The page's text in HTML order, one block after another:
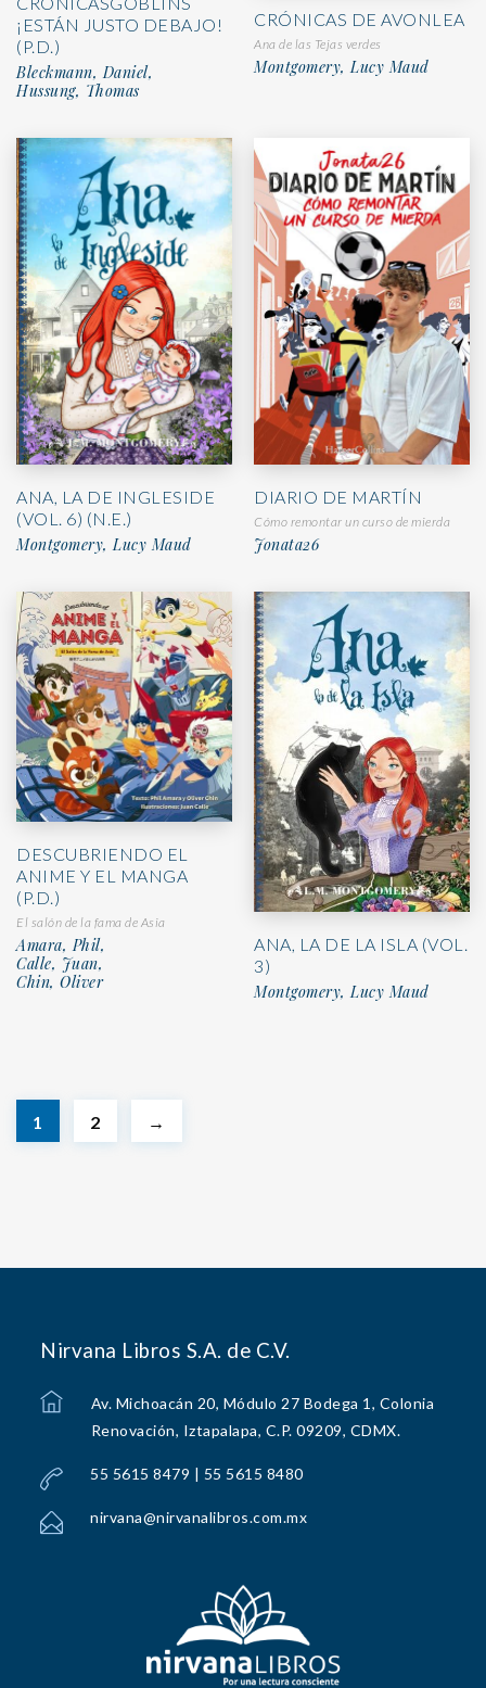
¡ESTÁN JUSTO DEBAJO!
(P.D.)
Bleckmann, Daniel,
Hussung, Thomas
CRÓNICAS DE AVONLEA
Ana de las Tejas verdes
Montgomery, Lucy Maud
ANA, LA DE INGLESIDE
(VOL. 6) (N.E.)
Montgomery, Lucy Maud
DIARIO DE MARTÍN
Cómo remontar un curso de mierda
Jonata26
DESCUBRIENDO EL
ANIME Y EL MANGA
(P.D.)
El salón de la fama de Asia
Amara, Phil,
Calle, Juan,
Chin, Oliver
ANA, LA DE LA ISLA (VOL.
3)
Montgomery, Lucy Maud
1 2 →
Nirvana Libros S.A. de C.V.
Av. Michoacán 20, Módulo 27 Bodega 1, Colonia
Renovación, Iztapalapa, C.P. 09209, CDMX.
55 5615 8479 | 55 5615 8480
nirvana@nirvanalibros.com.mx